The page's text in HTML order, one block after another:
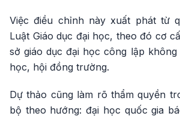
Việc điều chỉnh này xuất phát từ
Luật Giáo dục đại học, theo đó cơ
sở giáo dục đại học công lập
học, hội đồng trường.
Dự thảo cũng làm rõ thẩm quyền
bộ theo hướng: đại học quốc gia